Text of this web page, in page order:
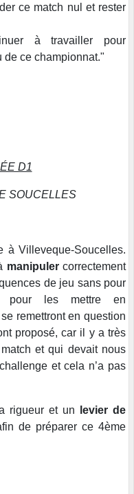
ce match nul et rester
à travailler pour
de ce championnat."
D1
SOUCELLES
à Villeveque-Soucelles.
manipulercorrectement
de jeu sans pour
pour les mettre en
remettront en question
proposé, car il y a très
et qui devait nous
et cela n’a pas
rigueur et un
levier de
de préparer ce 4ème